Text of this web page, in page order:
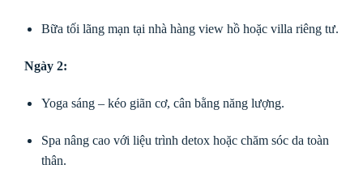
Bữa tối lãng mạn tại nhà hàng view hồ hoặc villa riêng tư.
Ngày 2:
Yoga sáng – kéo giãn cơ, cân bằng năng lượng.
Spa nâng cao với liệu trình detox hoặc chăm sóc da toàn
thân.